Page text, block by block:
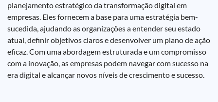
planejamento estratégico da transformação digital em
empresas. Eles fornecem a base para uma estratégia bem-
sucedida, ajudando as organizações a entender seu estado
atual, definir objetivos claros e desenvolver um plano de ação
eficaz. Com uma abordagem estruturada e um compromisso
com a inovação, as empresas podem navegar com sucesso na
era digital e alcançar novos níveis de crescimento e sucesso.